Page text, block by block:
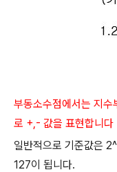
부동소수점에서는 지수
로 +,- 값을 표현합니다
일반적으로 기준값은
127이 됩니다.